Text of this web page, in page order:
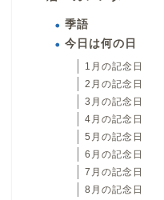
季語
今日は何の日
1月の記念日
2月の記念日
3月の記念日
4月の記念日
5月の記念日
6月の記念日
7月の記念日
8月の記念日